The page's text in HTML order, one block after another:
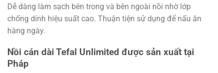
Dễ dàng làm sạch bên trong và bên ngoài nồi nhờ lớp
chống dính hiệu suất cao. Thuận tiện sử dụng để nấu ăn
hàng ngày.
Nồi cán dài Tefal Unlimited được sản xuất tại
Pháp